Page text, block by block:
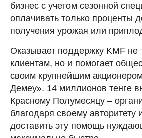
бизнес с учетом сезонной
оплачивать только проценты
получения урожая или
Оказывает поддержку KMF не
клиентам, но и помогает
своим крупнейшим
Демеу». 14 миллионов тенге
Красному Полумесяцу –
благодаря своему авторитету
доставить эту помощь